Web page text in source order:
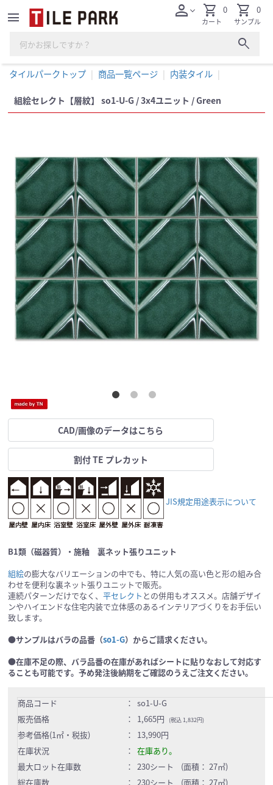
menu
search
personexpand_more shopping_cart
カート
0 shopping_cart
サンプル
0
タイルパークトップ 商品一覧ページ 内装タイル
組絵セレクト【層紋】 so1-U-G / 3x4ユニット / Green
CAD/画像のデータはこちら
割付 TE プレカット
JIS規定用途表示について
B1類（磁器質）・施釉 裏ネット張りユニット
組絵の膨大なバリエーションの中でも、特に人気の高い色と形の組み合
わせを便利な裏ネット張りユニットで販売。
連続パターンだけでなく、 平セレクト との併用もオススメ。店舗デザイ
ンやハイエンドな住宅内装で立体感のあるインテリアづくりをお手伝い
致します。
●サンプルはバラの品番（so1-G）からご請求ください。
●在庫不足の際、バラ品番の在庫があればシートに貼りなおして対応す
ることも可能です。予め発注後納期をご確認のうえご注文ください。
商品コード ： so1-U-G
販売価格
： 1,665円 (税込 1,832円)
参考価格(1㎡・税抜) ：
13,990円
在庫状況
： 在庫あり。
最大ロット在庫数
：
230シート (面積： 27㎡)
総在庫数
：
230シート (面積： 27㎡)